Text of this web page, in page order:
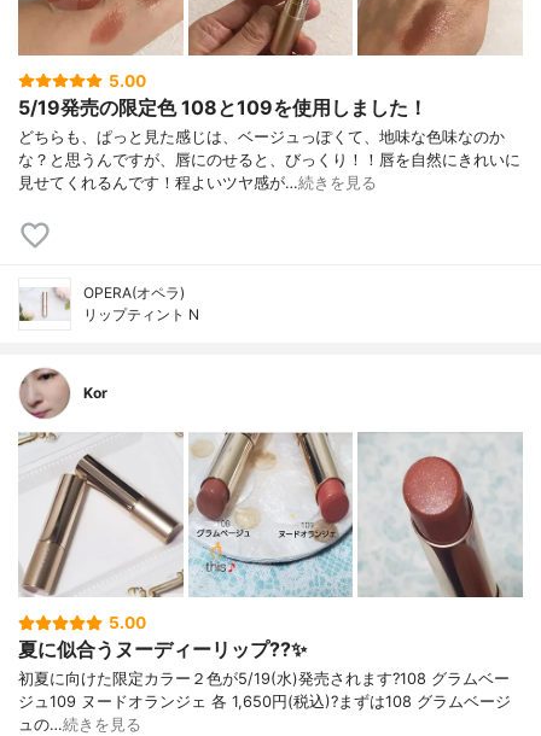
5.00
5/19発売の限定色 108と109を使用しました！
どちらも、ぱっと見た感じは、ベージュっぽくて、地味な色味なのか
な？と思うんですが、唇にのせると、びっくり！！唇を自然にきれいに
見せてくれるんです！程よいツヤ感が…続きを見る
OPERA(オペラ)
リップティント N
Kor
5.00
夏に似合うヌーディーリップ??✨
初夏に向けた限定カラー２色が5/19(水)発売されます?108 グラムベー
ジュ109 ヌードオランジェ 各 1,650円(税込)?まずは108 グラムベージ
ュの…続きを見る